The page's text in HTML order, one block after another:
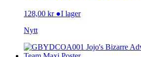
128,00 kr ●I lager
Nytt